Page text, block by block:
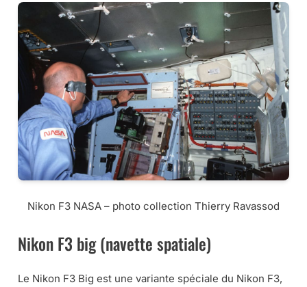
Nikon F3 NASA – photo collection Thierry Ravassod
Nikon F3 big (navette spatiale)
Le Nikon F3 Big est une variante spéciale du Nikon F3,